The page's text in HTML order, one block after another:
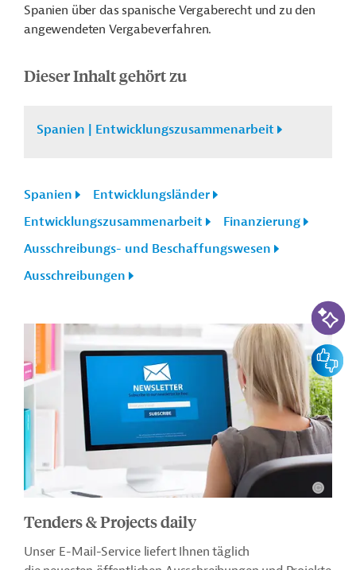
Spanien über das spanische Vergaberecht und zu den
angewendeten Vergabeverfahren.
Dieser Inhalt gehört zu
Spanien | Entwicklungszusammenarbeit
Spanien
Entwicklungsländer
Entwicklungszusammenarbeit
Finanzierung
Ausschreibungs- und Beschaffungswesen
Ausschreibungen
Tenders & Projects daily
Unser E-Mail-Service liefert Ihnen täglich
KI-